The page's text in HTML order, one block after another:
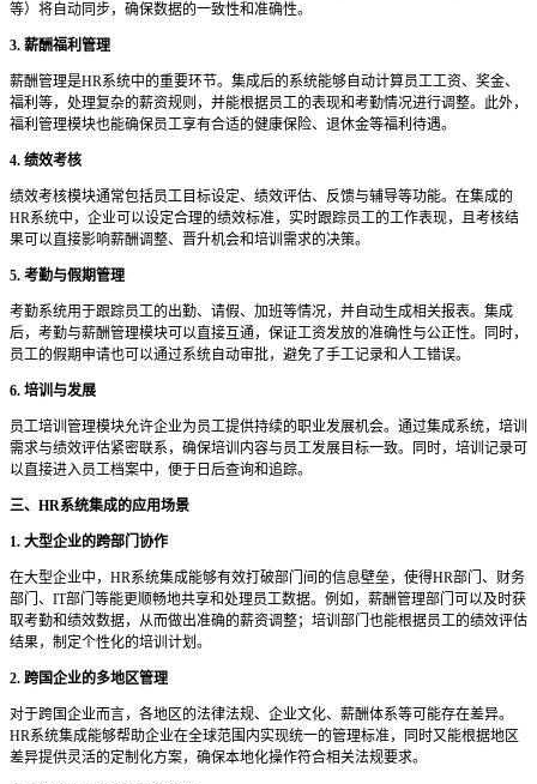
等）将自动同步，确保数据的一致性和准确性。
3. 薪酬福利管理
薪酬管理是HR系统中的重要环节。集成后的系统能够自动计算员工工资、奖金、
福利等，处理复杂的薪资规则，并能根据员工的表现和考勤情况进行调整。此外，
福利管理模块也能确保员工享有合适的健康保险、退休金等福利待遇。
4. 绩效考核
绩效考核模块通常包括员工目标设定、绩效评估、反馈与辅导等功能。在集成的
HR系统中，企业可以设定合理的绩效标准，实时跟踪员工的工作表现，且考核结
果可以直接影响薪酬调整、晋升机会和培训需求的决策。
5. 考勤与假期管理
考勤系统用于跟踪员工的出勤、请假、加班等情况，并自动生成相关报表。集成
后，考勤与薪酬管理模块可以直接互通，保证工资发放的准确性与公正性。同时，
员工的假期申请也可以通过系统自动审批，避免了手工记录和人工错误。
6. 培训与发展
员工培训管理模块允许企业为员工提供持续的职业发展机会。通过集成系统，培训
需求与绩效评估紧密联系，确保培训内容与员工发展目标一致。同时，培训记录可
以直接进入员工档案中，便于日后查询和追踪。
三、 HR系统集成的应用场景
1. 大型企业的跨部门协作
在大型企业中， HR系统集成能够有效打破部门间的信息壁垒，使得HR部门、财务
部门、IT部门等能更顺畅地共享和处理员工数据。例如，薪酬管理部门可以及时获
取考勤和绩效数据，从而做出准确的薪资调整；培训部门也能根据员工的绩效评估
结果，制定个性化的培训计划。
2. 跨国企业的多地区管理
对于跨国企业而言，各地区的法律法规、企业文化、薪酬体系等可能存在差异。
HR系统集成能够帮助企业在全球范围内实现统一的管理标准，同时又能根据地区
差异提供灵活的定制化方案，确保本地化操作符合相关法规要求。